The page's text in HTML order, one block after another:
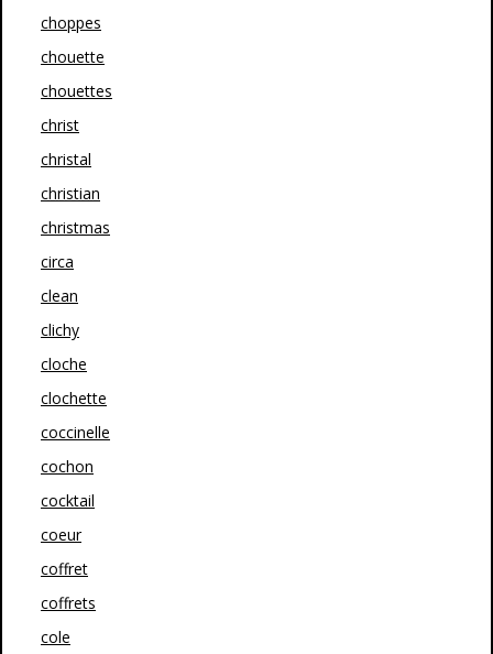
choppes
chouette
chouettes
christ
christal
christian
christmas
circa
clean
clichy
cloche
clochette
coccinelle
cochon
cocktail
coeur
coffret
coffrets
cole